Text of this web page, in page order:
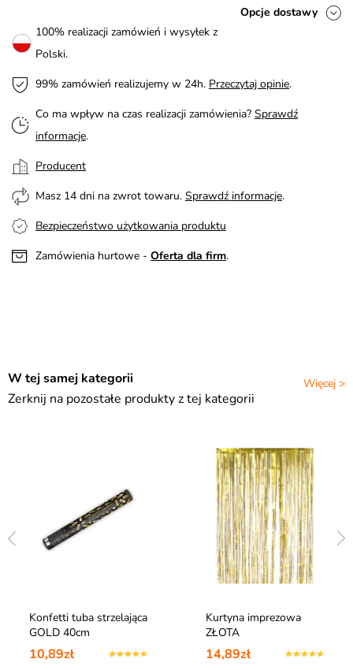
Opcje dostawy
100% realizacji zamówień i wysyłek z
Polski.
99% zamówień realizujemy w 24h. Przeczytaj opinie.
Co ma wpływ na czas realizacji zamówienia? Sprawdź
informacje.
Producent
Masz 14 dni na zwrot towaru. Sprawdź informacje.
Bezpieczeństwo użytkowania produktu
Zamówienia hurtowe - Oferta dla firm.
Więcej >
W tej samej kategorii
Zerknij na pozostałe produkty z tej kategorii
Konfetti tuba strzelająca
GOLD 40cm
10,89zł
Kurtyna imprezowa
ZŁOTA
14,89zł